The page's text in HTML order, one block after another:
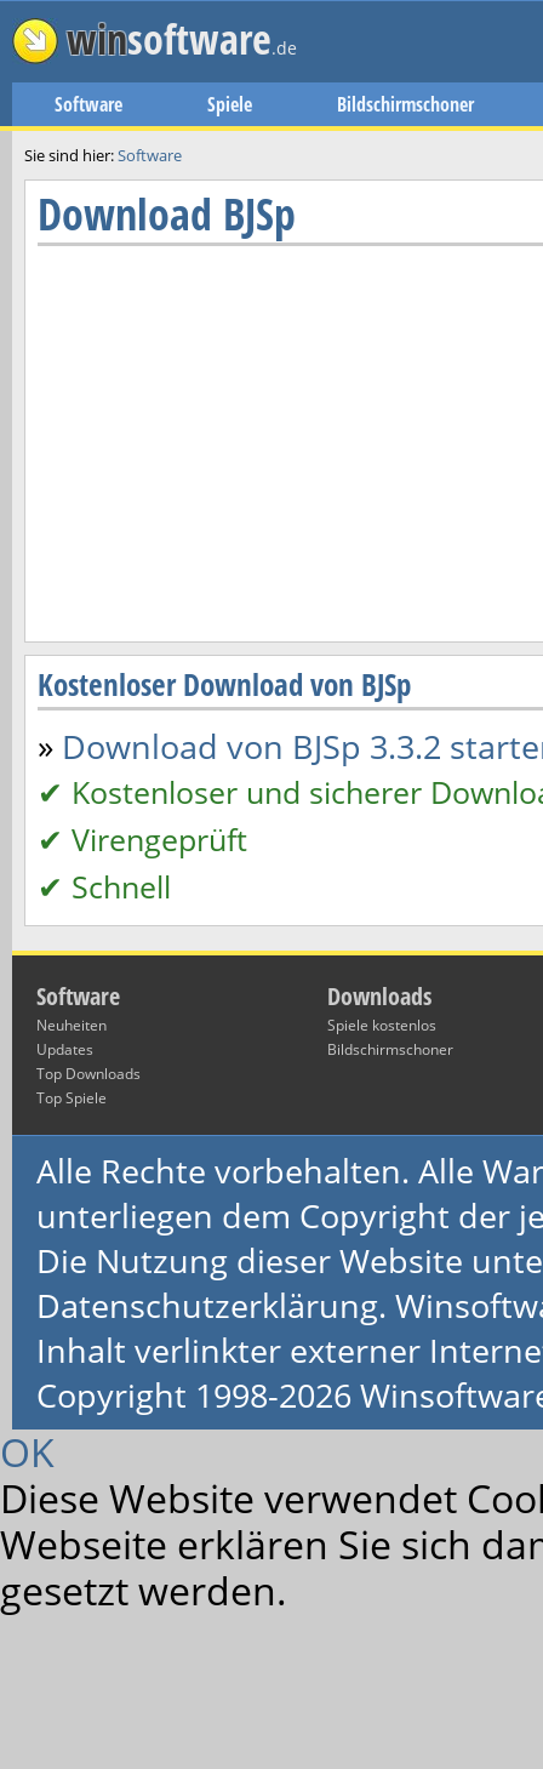
winsoftware.de
Software Spiele Bildschirmschoner
Sie sind hier:Software
Download BJSp
Kostenloser Download von BJSp
» Download von BJSp 3.3.2
✔ Kostenloser und sicherer
✔ Virengeprüft
✔ Schnell
Software
Neuheiten
Updates
Top Downloads
Top Spiele
Downloads
Spiele kostenlos
Bildschirmschoner
Alle Rechte vorbehalten. Alle
unterliegen dem Copyright der
Die Nutzung dieser Website
Datenschutzerklärung.
Inhalt verlinkter externer
Copyright 1998-2026
OK
Diese Website verwendet
Webseite erklären Sie sich
gesetzt werden.